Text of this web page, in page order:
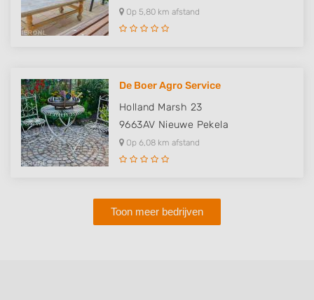
Op 5,80 km afstand
De Boer Agro Service
Holland Marsh 23
9663AV Nieuwe Pekela
Op 6,08 km afstand
Toon meer bedrijven